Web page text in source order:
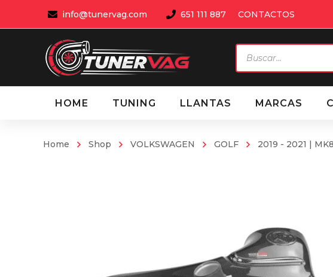
info@tunervag.com 651 111 887 CONTACTOS
de
productos
HOME TUNING LLANTAS MARCAS
Home Shop VOLKSWAGEN GOLF 2019 - 2021 | MK8